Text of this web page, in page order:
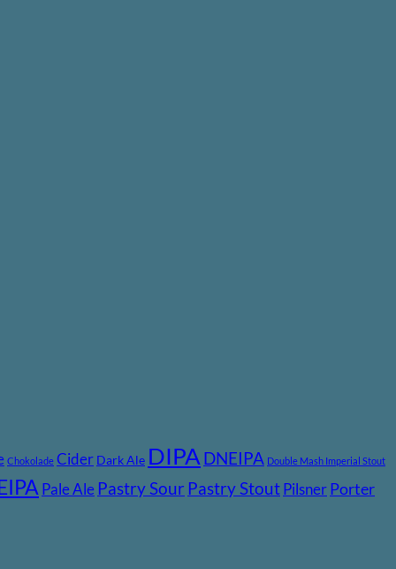
Chokolade Cider Dark Ale DIPA DNEIPA Double Mash Imperial Stout
Pale Ale Pastry Sour Pastry StoutPilsnerPorter